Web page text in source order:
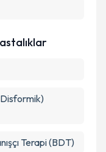
Terapi (BDT)